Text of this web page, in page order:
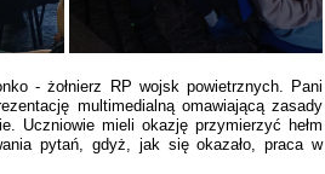
- żołnierz RP wojsk powietrznych. Pani
multimedialną omawiającą zasady
Uczniowie mieli okazję przymierzyć hełm
pytań, gdyż, jak się okazało, praca w